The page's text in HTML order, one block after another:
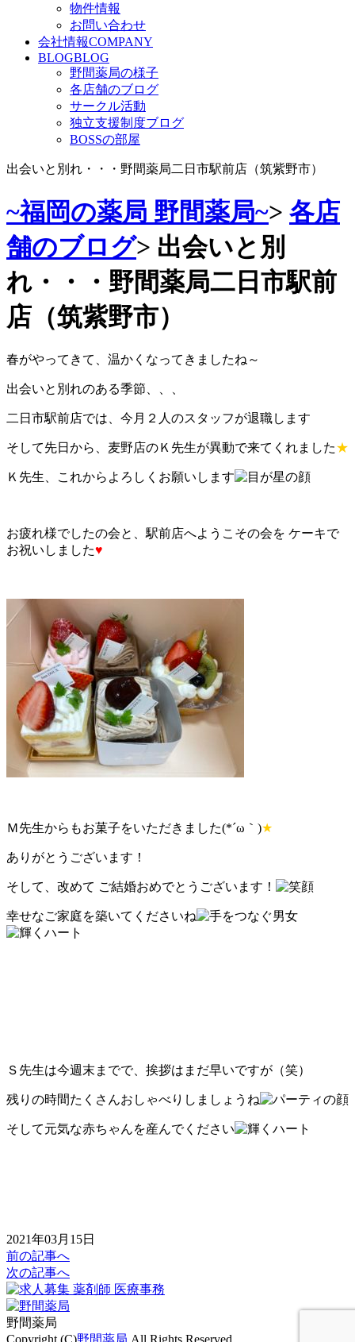
物件情報
お問い合わせ
会社情報COMPANY
BLOGBLOG
野間薬局の様子
各店舗のブログ
サークル活動
独立支援制度ブログ
BOSSの部屋
出会いと別れ・・・野間薬局二日市駅前店（筑紫野市）
~福岡の薬局 野間薬局~> 各店
舗のブログ> 出会いと別
れ・・・野間薬局二日市駅前
店（筑紫野市）
春がやってきて、温かくなってきましたね～
出会いと別れのある季節、、、
二日市駅前店では、今月２人のスタッフが退職します
そして先日から、麦野店のＫ先生が異動で来てくれました★
Ｋ先生、これからよろしくお願いします
お疲れ様でしたの会と、駅前店へようこその会を ケーキで
お祝いしました♥
Ｍ先生からもお菓子をいただきました(*´ω｀)★
ありがとうございます！
そして、改めて ご結婚おめでとうございます！
幸せなご家庭を築いてくださいね
Ｓ先生は今週末までで、挨拶はまだ早いですが（笑）
残りの時間たくさんおしゃべりしましょうね
そして元気な赤ちゃんを産んでください
2021年03月15日
前の記事へ
次の記事へ
野間薬局